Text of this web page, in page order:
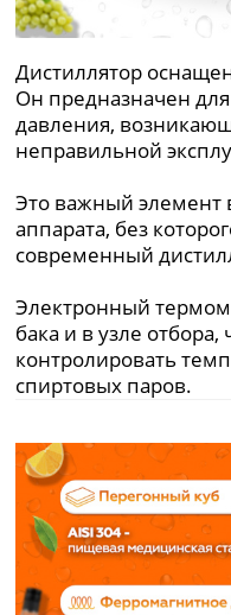
Дистиллятор
Он предназначен
давления,
неправильной
Это важный элемент
аппарата, без
современный
Электронный
бака и в узле отбора,
контролировать
спиртовых паров.